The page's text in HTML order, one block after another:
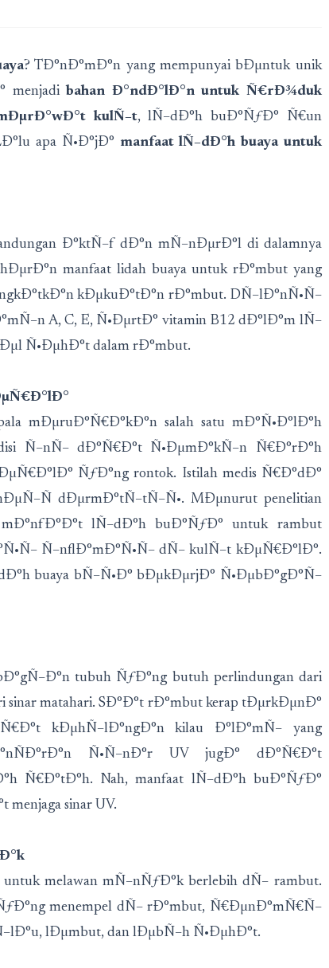
? TÐ°nÐ°mÐ°n yang mempunyai bÐµntuk unik
menjadibahan Ð°ndÐ°lÐ°n untuk Ñ€rÐ¾duk
kulÑ–t, lÑ–dÐ°h buÐ°ÑƒÐ° Ñ€un
apa Ñ•Ð°jÐ° manfaat lÑ–dÐ°h buaya untuk
Ð°ktÑ–f dÐ°n mÑ–nÐµrÐ°l di dalamnya
manfaat lidah buaya untuk rÐ°mbut yang
kÐµkuÐ°tÐ°n rÐ°mbut. DÑ–lÐ°nÑ•Ñ–
A, C, E, Ñ•ÐµrtÐ° vitamin B12 dÐ°lÐ°m lÑ–
Ñ•ÐµhÐ°t dalam rÐ°mbut.
mÐµruÐ°Ñ€Ð°kÐ°n salah satu mÐ°Ñ•Ð°lÐ°h
Ñ–nÑ– dÐ°Ñ€Ð°t Ñ•ÐµmÐ°kÑ–n Ñ€Ð°rÐ°h
ÑƒÐ°ng rontok. Istilah medis Ñ€Ð°dÐ°
dÐµrmÐ°tÑ–tÑ–Ñ•. MÐµnurut penelitian
lÑ–dÐ°h buÐ°ÑƒÐ° untuk rambut
Ñ–nflÐ°mÐ°Ñ•Ñ– dÑ– kulÑ–t kÐµÑ€Ð°lÐ°.
buaya bÑ–Ñ•Ð° bÐµkÐµrjÐ° Ñ•ÐµbÐ°gÐ°Ñ–
tubuh ÑƒÐ°ng butuh perlindungan dari
sinar matahari. SÐ°Ð°t rÐ°mbut kerap tÐµrkÐµnÐ°
kÐµhÑ–lÐ°ngÐ°n kilau Ð°lÐ°mÑ– yang
Ñ•Ñ–nÐ°r UV jugÐ° dÐ°Ñ€Ð°t
Ñ€Ð°tÐ°h. Nah, manfaat lÑ–dÐ°h buÐ°ÑƒÐ°
sinar UV.
melawan mÑ–nÑƒÐ°k berlebih dÑ– rambut.
menempel dÑ– rÐ°mbut, Ñ€ÐµnÐ°mÑ€Ñ–
lÐµmbut, dan lÐµbÑ–h Ñ•ÐµhÐ°t.